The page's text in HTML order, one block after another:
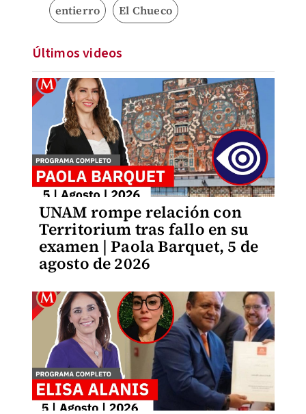
entierro El Chueco
Últimos videos
UNAM rompe relación con
Territorium tras fallo en su
examen | Paola Barquet, 5 de
agosto de 2026